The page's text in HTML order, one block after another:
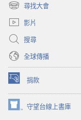
尋找大會
（開
啟
新
視
窗）
影片
搜尋
全球傳播
捐款
（開
啟
新
視
守望台線上書庫
（開